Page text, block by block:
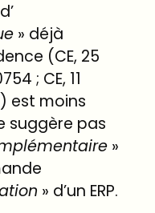
» déjà
(CE, 25
; CE, 11
) est moins
suggère pas
»
» d’un ERP.